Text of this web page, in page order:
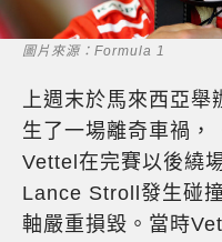
圖片來源：Formula 1
上週末於馬來西亞舉
生了一場離奇車禍，
Vettel在完賽以後繞
Lance Stroll發生碰
軸嚴重損毀。當時